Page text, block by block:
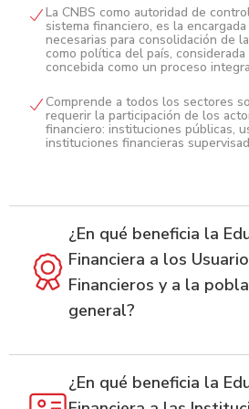
La CNBS como autoridad de
sistema financiero, es la
necesarias para consolidación de
como política del país,
concebida como un proceso
Comprende a todos los sectores
requerir la participación de los
financiero: instituciones públicas,
instituciones financieras
¿En qué beneficia la
Financiera a los
Financieros y a la
general?
Conocer los derechos y deberes
¿En qué beneficia la